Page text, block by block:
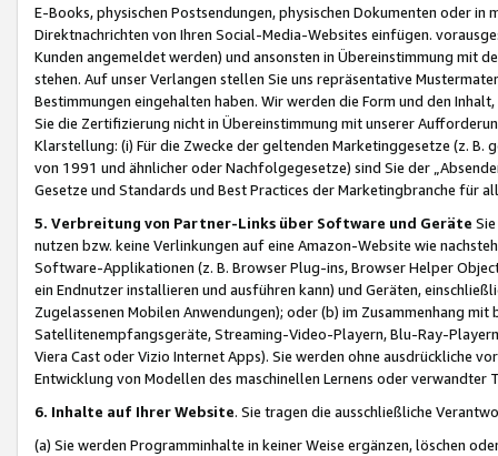
E-Books, physischen Postsendungen, physischen Dokumenten oder in
Direktnachrichten von Ihren Social-Media-Websites einfügen.
Kunden angemeldet werden) und ansonsten in Übereinstimmung mit
stehen. Auf unser Verlangen stellen Sie uns repräsentative
Bestimmungen eingehalten haben. Wir werden die Form und den
Sie die Zertifizierung nicht in Übereinstimmung mit unserer
Klarstellung: (i) Für die Zwecke der geltenden Marketinggesetze (z. B.
von 1991 und ähnlicher oder Nachfolgegesetze) sind Sie der
Gesetze und Standards und Best Practices der Marketingbranche für
5. Verbreitung von Partner-Links über Software und Geräte
nutzen bzw. keine Verlinkungen auf eine Amazon-Website wie
Software-Applikationen (z. B. Browser Plug-ins, Browser Helper
ein Endnutzer installieren und ausführen kann) und Geräten,
Zugelassenen Mobilen Anwendungen); oder (b) im Zusammenhang
Satellitenempfangsgeräte, Streaming-Video-Playern, Blu-Ray-
Viera Cast oder Vizio Internet Apps). Sie werden ohne ausdrückliche
Entwicklung von Modellen des maschinellen Lernens oder
6. Inhalte auf Ihrer Website. Sie tragen die ausschließliche
(a) Sie werden Programminhalte in keiner Weise ergänzen, löschen